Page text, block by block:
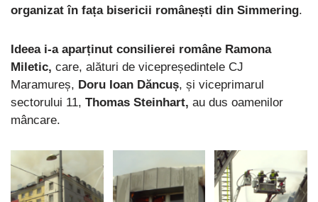
organizat în fața bisericii românești din Simmering.
Ideea i-a aparținut consilierei române Ramona
Miletic, care, alături de vicepreședintele CJ
Maramureș, Doru Ioan Dăncuș, și viceprimarul
sectorului 11, Thomas Steinhart, au dus oamenilor
mâncare.